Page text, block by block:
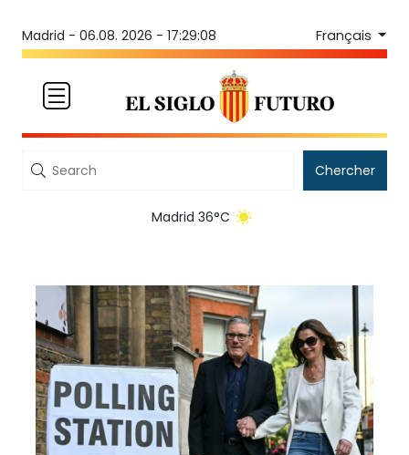
Madrid - 06.08. 2026 - 17:29:08 Français
Chercher
Madrid 36°C